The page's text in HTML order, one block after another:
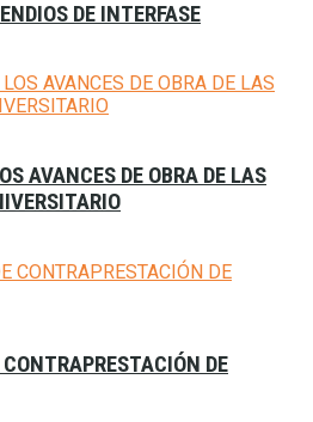
DE INTERFASE
AVANCES DE OBRA DE LAS
DE